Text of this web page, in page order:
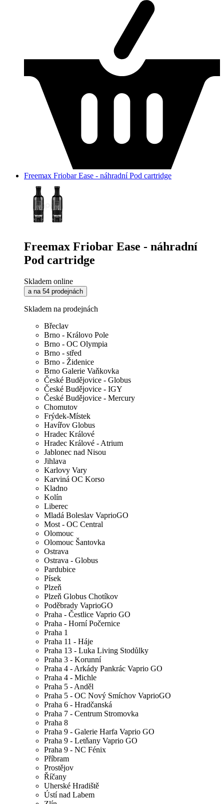
Freemax Friobar Ease - náhradní Pod cartridge
Freemax Friobar Ease - náhradní
Pod cartridge
Skladem online
a na 54 prodejnách
Skladem na prodejnách
Břeclav
Brno - Královo Pole
Brno - OC Olympia
Brno - střed
Brno - Židenice
Brno Galerie Vaňkovka
České Budějovice - Globus
České Budějovice - IGY
České Budějovice - Mercury
Chomutov
Frýdek-Místek
Havířov Globus
Hradec Králové
Hradec Králové - Atrium
Jablonec nad Nisou
Jihlava
Karlovy Vary
Karviná OC Korso
Kladno
Kolín
Liberec
Mladá Boleslav VaprioGO
Most - OC Central
Olomouc
Olomouc Šantovka
Ostrava
Ostrava - Globus
Pardubice
Písek
Plzeň
Plzeň Globus Chotíkov
Poděbrady VaprioGO
Praha - Čestlice Vaprio GO
Praha - Horní Počernice
Praha 1
Praha 11 - Háje
Praha 13 - Luka Living Stodůlky
Praha 3 - Korunní
Praha 4 - Arkády Pankrác Vaprio GO
Praha 4 - Michle
Praha 5 - Anděl
Praha 5 - OC Nový Smíchov VaprioGO
Praha 6 - Hradčanská
Praha 7 - Centrum Stromovka
Praha 8
Praha 9 - Galerie Harfa Vaprio GO
Praha 9 - Letňany Vaprio GO
Praha 9 - NC Fénix
Příbram
Prostějov
Říčany
Uherské Hradiště
Ústí nad Labem